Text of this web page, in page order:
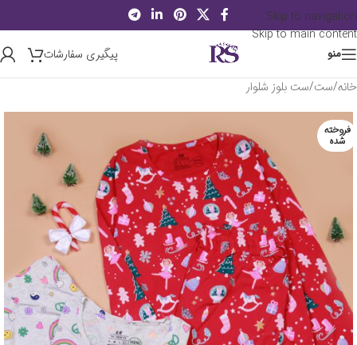
Skip to navigation
Skip to main content
منو
پیگیری سفارشات
خانه/ست/ست بلوز شلوار
فروخته
شده